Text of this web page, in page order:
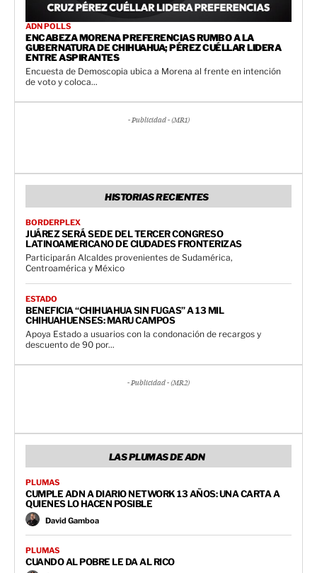
ADN POLLS
ENCABEZA MORENA PREFERENCIAS RUMBO A LA
GUBERNATURA DE CHIHUAHUA; PÉREZ CUÉLLAR LIDERA
ENTRE ASPIRANTES
Encuesta de Demoscopia ubica a Morena al frente en intención
de voto y coloca...
- Publicidad - (MR1)
HISTORIAS RECIENTES
BORDERPLEX
JUÁREZ SERÁ SEDE DEL TERCER CONGRESO
LATINOAMERICANO DE CIUDADES FRONTERIZAS
Participarán Alcaldes provenientes de Sudamérica,
Centroamérica y México
ESTADO
BENEFICIA “CHIHUAHUA SIN FUGAS” A 13 MIL
CHIHUAHUENSES: MARU CAMPOS
Apoya Estado a usuarios con la condonación de recargos y
descuento de 90 por...
- Publicidad - (MR2)
LAS PLUMAS DE ADN
PLUMAS
CUMPLE ADN A DIARIO NETWORK 13 AÑOS: UNA CARTA A
QUIENES LO HACEN POSIBLE
David Gamboa
PLUMAS
CUANDO AL POBRE LE DA AL RICO